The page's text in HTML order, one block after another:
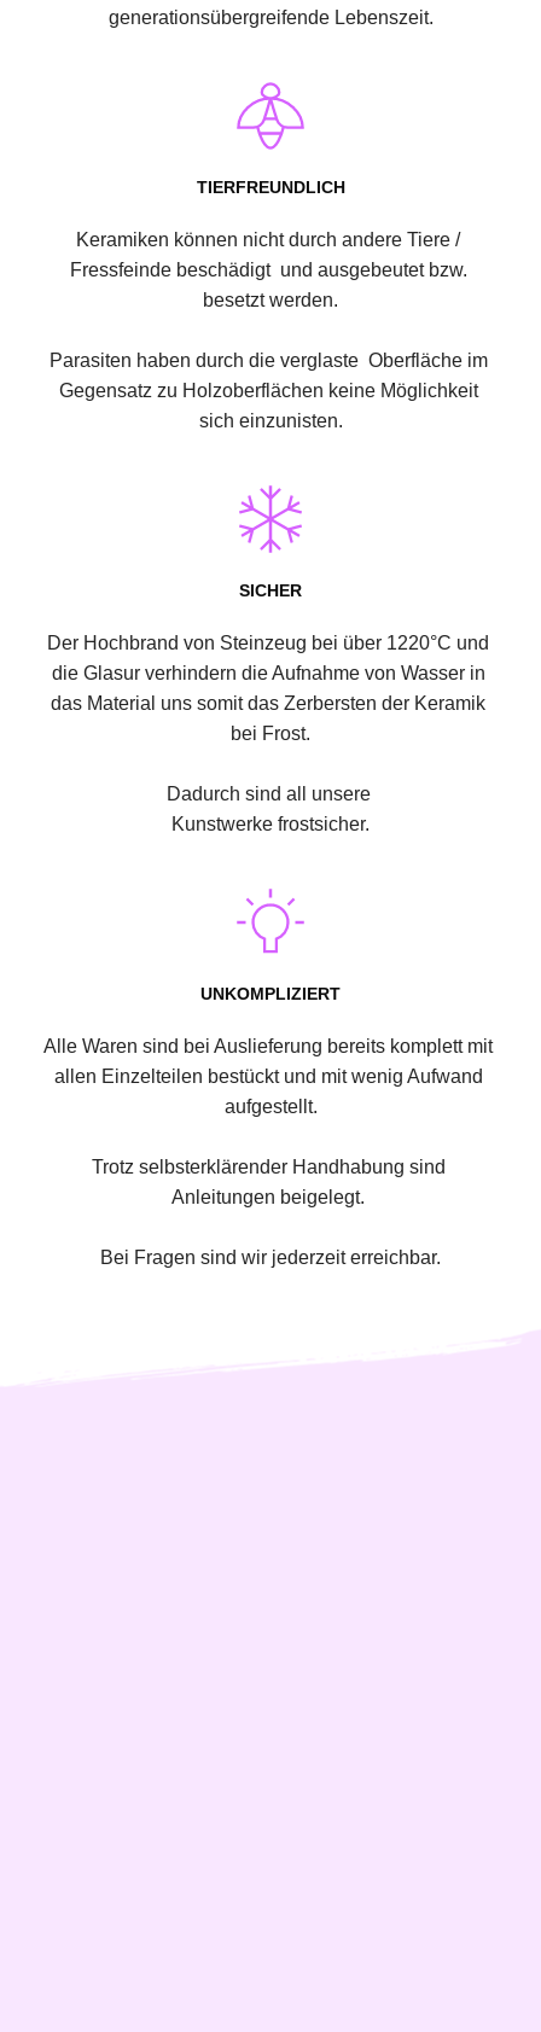
generationsübergreifende Lebenszeit.
TIERFREUNDLICH
Keramiken können nicht durch andere Tiere /
Fressfeinde beschädigt  und ausgebeutet bzw.
besetzt werden.
Parasiten haben durch die verglaste  Oberfläche im
Gegensatz zu Holzoberflächen keine Möglichkeit
sich einzunisten.
SICHER
Der Hochbrand von Steinzeug bei über 1220°C und
die Glasur verhindern die Aufnahme von Wasser in
das Material uns somit das Zerbersten der Keramik
bei Frost.
Dadurch sind all unsere
Kunstwerke frostsicher.
UNKOMPLIZIERT
Alle Waren sind bei Auslieferung bereits komplett mit
allen Einzelteilen bestückt und mit wenig Aufwand
aufgestellt.
Trotz selbsterklärender Handhabung sind
Anleitungen beigelegt.
Bei Fragen sind wir jederzeit erreichbar.